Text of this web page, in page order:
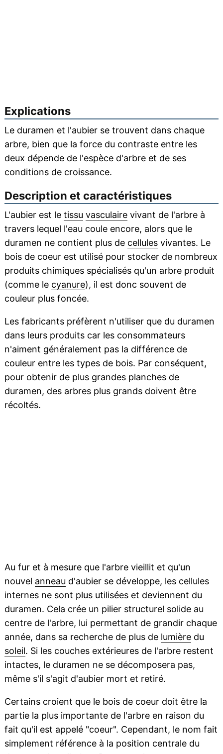
Explications
Le duramen et l'aubier se trouvent dans chaque
arbre, bien que la force du contraste entre les
deux dépende de l'espèce d'arbre et de ses
conditions de croissance.
Description et caractéristiques
L'aubier est le tissu vasculairevivant de l'arbre à
travers lequel l'eau coule encore, alors que le
duramen ne contient plus de cellulesvivantes. Le
bois de coeur est utilisé pour stocker de nombreux
produits chimiques spécialisés qu'un arbre produit
(comme le cyanure), il est donc souvent de
couleur plus foncée.
Les fabricants préfèrent n'utiliser que du duramen
dans leurs produits car les consommateurs
n'aiment généralement pas la différence de
couleur entre les types de bois. Par conséquent,
pour obtenir de plus grandes planches de
duramen, des arbres plus grands doivent être
récoltés.
Au fur et à mesure que l'arbre vieillit et qu'un
nouvel anneau d'aubier se développe, les cellules
internes ne sont plus utilisées et deviennent du
duramen. Cela crée un pilier structurel solide au
centre de l'arbre, lui permettant de grandir chaque
année, dans sa recherche de plus de lumièredu
soleil. Si les couches extérieures de l'arbre restent
intactes, le duramen ne se décomposera pas,
même s'il s'agit d'aubier mort et retiré.
Certains croient que le bois de coeur doit être la
partie la plus importante de l'arbre en raison du
fait qu'il est appelé "coeur". Cependant, le nom fait
simplement référence à la position centrale du